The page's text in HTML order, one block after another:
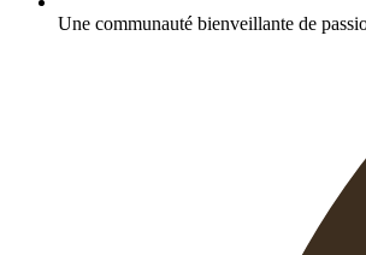
Une communauté bienveillante de